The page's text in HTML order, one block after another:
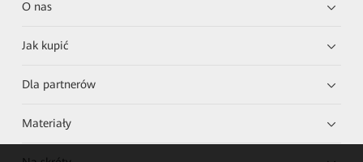
O nas
Jak kupić
Dla partnerów
Materiały